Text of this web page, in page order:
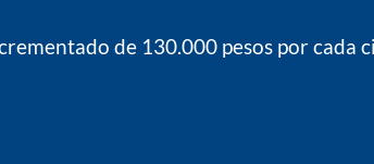
de 130.000 pesos por cada